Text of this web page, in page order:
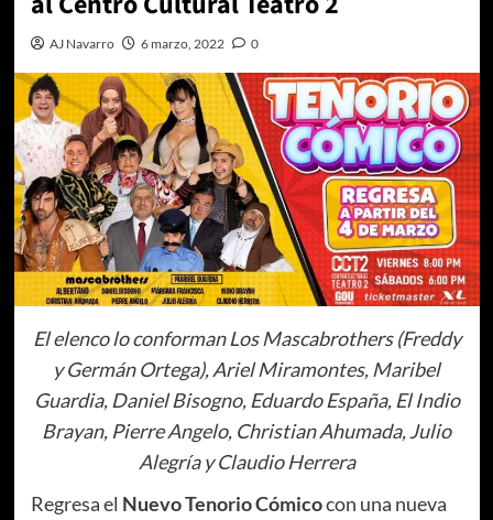
AJ Navarro 6 marzo, 2022 0
El elenco lo conforman Los Mascabrothers (Freddy
y Germán Ortega), Ariel Miramontes, Maribel
Guardia, Daniel Bisogno, Eduardo España, El Indio
Brayan, Pierre Angelo, Christian Ahumada, Julio
Alegría y Claudio Herrera
Regresa el Nuevo Tenorio Cómicocon una nueva